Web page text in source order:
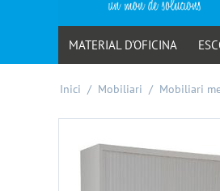
MATERIAL D'OFICINA
Inici / Mobiliari / Mobiliari